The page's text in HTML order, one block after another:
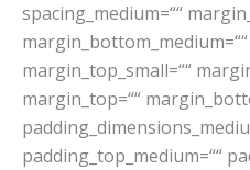
spacing_medium=““
margin_top_small=““
margin_top=““
padding_top_medium=““